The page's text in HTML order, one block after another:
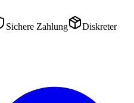
Sichere Zahlung
Diskreter